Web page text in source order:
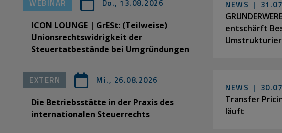
WEBINAR Do., 13.08.2026
ICON LOUNGE | GrESt: (Teilweise)
Unionsrechtswidrigkeit der
Steuertatbestände bei Umgründungen
EXTERN Mi., 26.08.2026
Die Betriebsstätte in der Praxis des
internationalen Steuerrechts
NEWS |
entschärft
NEWS |
Transfer
läuft